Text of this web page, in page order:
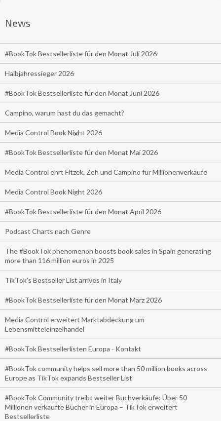
News
#BookTok Bestsellerliste für den Monat Juli 2026
Halbjahressieger 2026
#BookTok Bestsellerliste für den Monat Juni 2026
Campino, warum hast du das gemacht?
Media Control Book Night 2026
#BookTok Bestsellerliste für den Monat Mai 2026
Media Control ehrt Fitzek, Zeh und Campino für Millionenverkäufe
Media Control Book Night 2026
#BookTok Bestsellerliste für den Monat April 2026
Podcast Charts nach Genre
The #BookTok phenomenon boosts book sales in Spain generating
more than 116 million euros in 2025
TikTok’s Bestseller List arrives in Italy
#BookTok Bestsellerliste für den Monat März 2026
Media Control erweitert Marktabdeckung um
Lebensmitteleinzelhandel
#BookTok Bestsellerlisten Europa - Kontakt
#BookTok community helps sell more than 50 million books across
Europe as TikTok expands Bestseller List
#BookTok Community treibt weiter Buchverkäufe: Über 50
Millionen verkaufte Bücher in Europa – TikTok erweitert
Bestsellerliste